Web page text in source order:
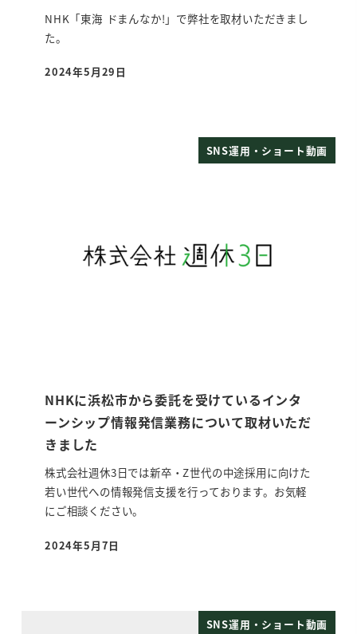
NHK「東海 ドまんなか!」で弊社を取材いただきまし
た。
投稿日
2024年5月29日
SNS運用・ショート動画
NHKに浜松市から委託を受けているインタ
ーンシップ情報発信業務について取材いただ
きました
株式会社週休3日では新卒・Z世代の中途採用に向けた
若い世代への情報発信支援を行っております。お気軽
にご相談ください。
投稿日
2024年5月7日
SNS運用・ショート動画